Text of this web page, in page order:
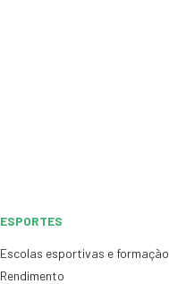
ESPORTES
Escolas esportivas e formação
Rendimento